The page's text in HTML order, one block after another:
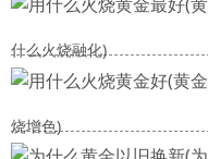
什么火烧融化)
烧增色)